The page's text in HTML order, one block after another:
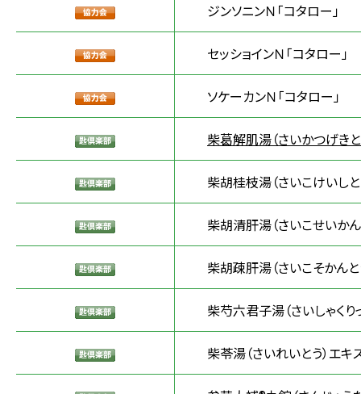
ジンソニンＮ「コタロー」
セッショインＮ「コタロー」
ソケーカンＮ「コタロー」
柴葛解肌湯（さいかつげき
柴胡桂枝湯（さいこけいしと
柴胡清肝湯（さいこせいか
柴胡疎肝湯（さいこそかんと
柴芍六君子湯（さいしゃくり
柴苓湯（さいれいとう）エキ